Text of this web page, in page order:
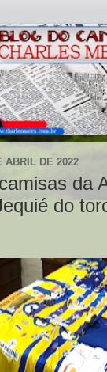
ABRIL DE 2022
da
do